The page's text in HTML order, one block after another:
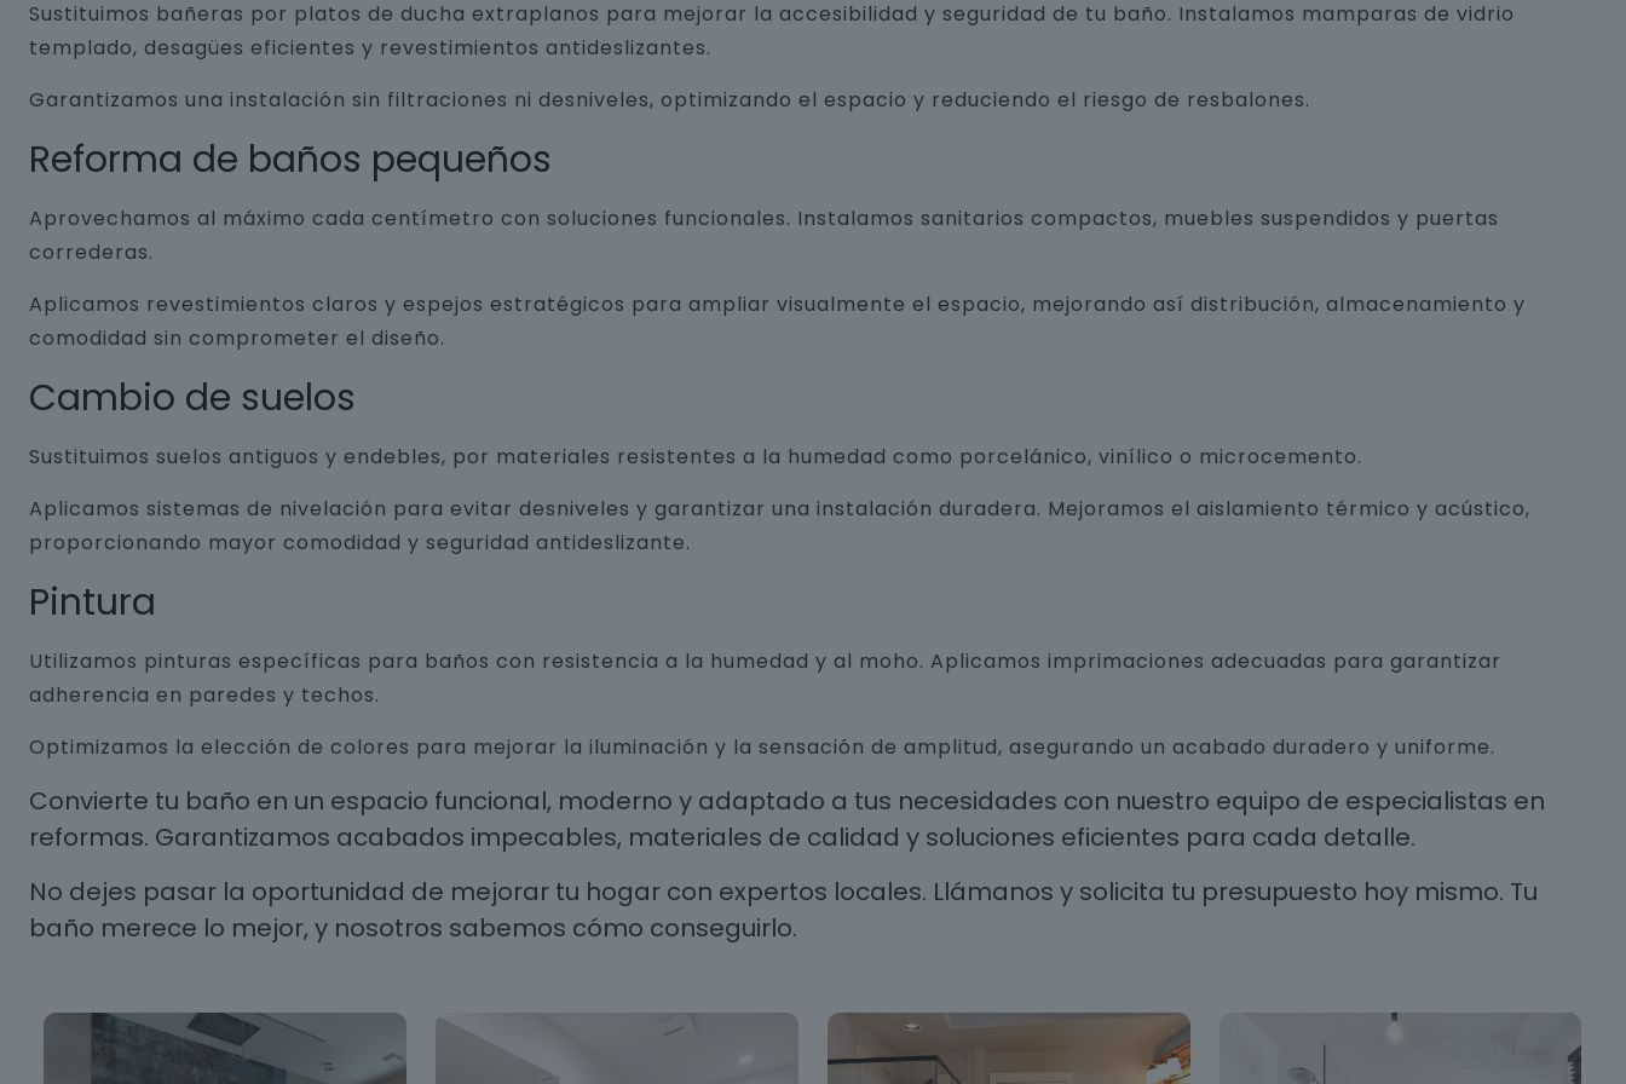
Sustituimos bañeras por platos de ducha extraplanos para mejorar la accesibilidad y seguridad de tu baño. Instalamos mamparas de vidrio
templado, desagües eficientes y revestimientos antideslizantes.
Garantizamos una instalación sin filtraciones ni desniveles, optimizando el espacio y reduciendo el riesgo de resbalones.
Reforma de baños pequeños
Aprovechamos al máximo cada centímetro con soluciones funcionales. Instalamos sanitarios compactos, muebles suspendidos y puertas
correderas.
Aplicamos revestimientos claros y espejos estratégicos para ampliar visualmente el espacio, mejorando así distribución, almacenamiento y
comodidad sin comprometer el diseño.
Cambio de suelos
Sustituimos suelos antiguos y endebles, por materiales resistentes a la humedad como porcelánico, vinílico o microcemento.
Aplicamos sistemas de nivelación para evitar desniveles y garantizar una instalación duradera. Mejoramos el aislamiento térmico y acústico,
proporcionando mayor comodidad y seguridad antideslizante.
Pintura
Utilizamos pinturas específicas para baños con resistencia a la humedad y al moho. Aplicamos imprimaciones adecuadas para garantizar
adherencia en paredes y techos.
Optimizamos la elección de colores para mejorar la iluminación y la sensación de amplitud, asegurando un acabado duradero y uniforme.
Convierte tu baño en un espacio funcional, moderno y adaptado a tus necesidades con nuestro equipo de especialistas en
reformas. Garantizamos acabados impecables, materiales de calidad y soluciones eficientes para cada detalle.
No dejes pasar la oportunidad de mejorar tu hogar con expertos locales. Llámanos y solicita tu presupuesto hoy mismo. Tu
baño merece lo mejor, y nosotros sabemos cómo conseguirlo.